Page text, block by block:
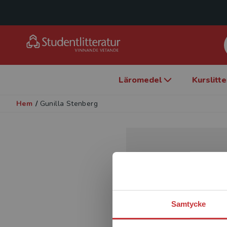
Samtycke
Läromedel
Hem / Gunilla Stenberg